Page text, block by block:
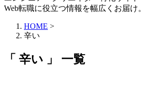
Web転職に役立つ情報を幅広くお届け。
HOME >
辛い
「 辛い 」 一覧